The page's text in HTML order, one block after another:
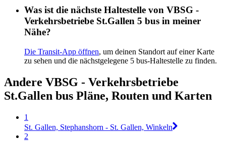
Was ist die nächste Haltestelle von VBSG -
Verkehrsbetriebe St.Gallen 5 bus in meiner
Nähe?
Die Transit-App öffnen, um deinen Standort auf einer Karte
zu sehen und die nächstgelegene 5 bus-Haltestelle zu finden.
Andere VBSG - Verkehrsbetriebe
St.Gallen bus Pläne, Routen und Karten
1
St. Gallen, Stephanshorn - St. Gallen, Winkeln
2